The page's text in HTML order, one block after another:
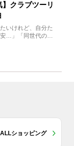
】クラブツーリ
いけれど、自分た
…」「同世代の方
ショッピング